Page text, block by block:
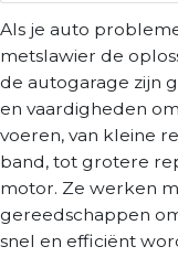
Als je auto
metslawier de
de autogarage zijn
en vaardigheden
voeren, van kleine
band, tot grotere
motor. Ze werken
gereedschappen
snel en efficiënt